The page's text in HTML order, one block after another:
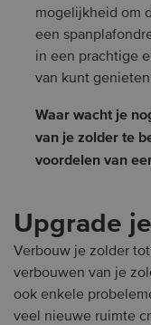
mogelijkheid om
een
in een prachtige
van kunt
Waar wacht je
van je zolder te
voordelen van
Upgrade
Verbouw je zolder
verbouwen van je
ook enkele
veel nieuwe ruimte